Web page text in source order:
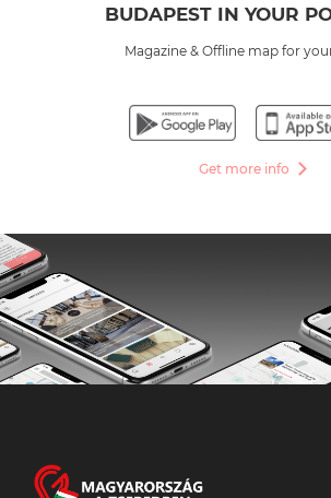
BUDAPEST IN YOUR
Magazine & Offline map for
Get more info